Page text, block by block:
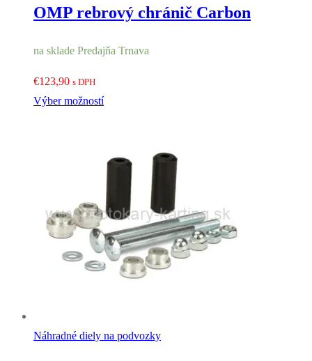
OMP rebrový chránič Carbon
na sklade Predajňa Trnava
€123,90 s DPH
Výber možností
Náhradné diely na podvozky